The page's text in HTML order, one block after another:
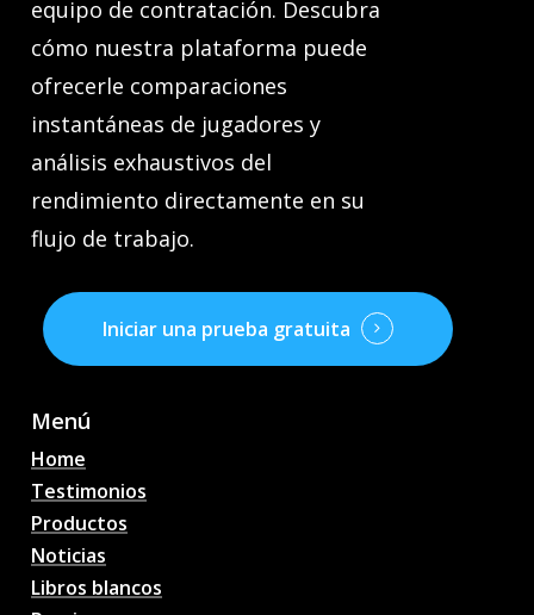
equipo de contratación. Descubra
cómo nuestra plataforma puede
ofrecerle comparaciones
instantáneas de jugadores y
análisis exhaustivos del
rendimiento directamente en su
flujo de trabajo.
Iniciar una prueba gratuita
Menú
Home
Testimonios
Productos
Noticias
Libros blancos